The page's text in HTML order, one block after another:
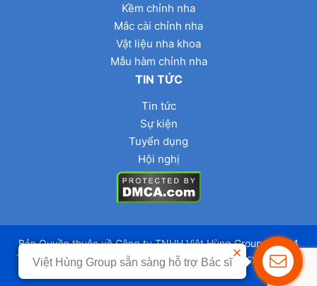
Kềm chỉnh nha
Mắc cài chỉnh nha
Vật liệu nha khoa
Mẫu hàm chỉnh nha
TIN TỨC
Tin tức
Sự kiện
Tuyển dụng
Hội nghị
Bản Quyền thuộc về Công ty TNHH Việt Hùng Group @2024
This site is protected by reCAPTCHA and the GooglePrivacy Policyand
Terms of Service
Việt Hùng Group sẵn sàng hỗ trợ Bác sĩ